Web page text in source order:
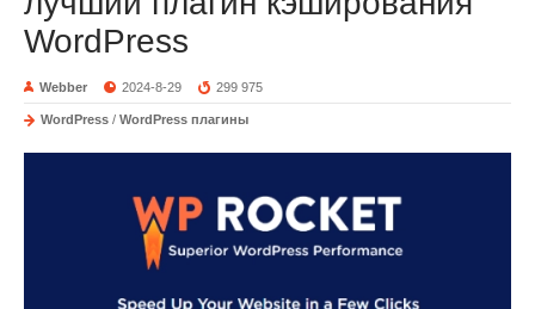
WordPress
Webber 2024-8-29 299 975
WordPress / WordPress плагины